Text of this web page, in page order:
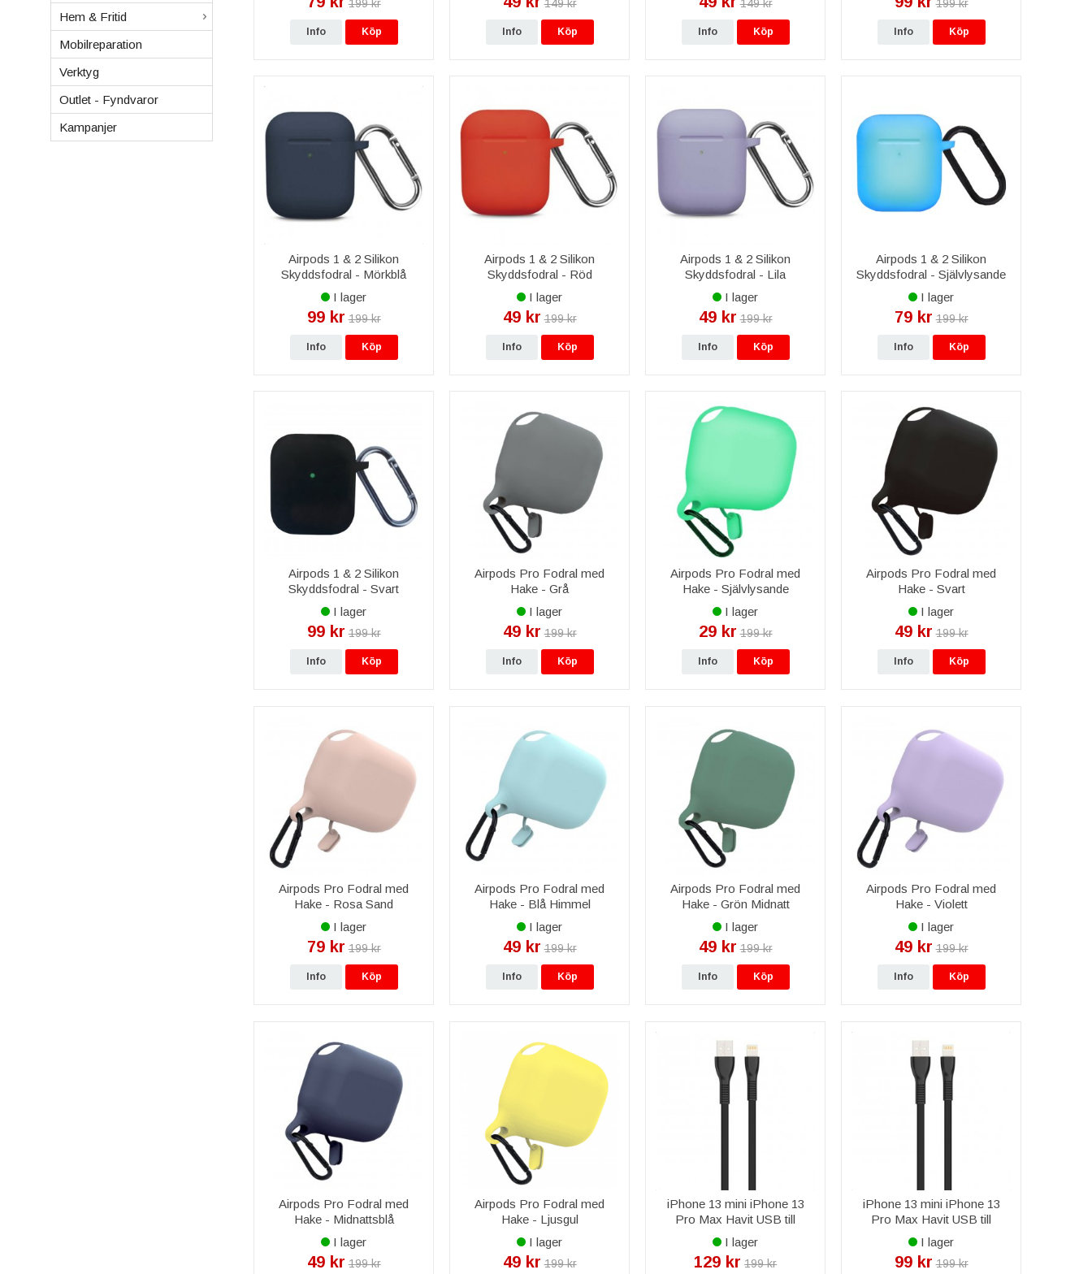
Hem & Fritid
Mobilreparation
Verktyg
Outlet - Fyndvaror
Kampanjer
199 kr
Info Köp
149 kr
Info Köp
149 kr
Info Köp
199 kr
Info Köp
Airpods 1 & 2 Silikon
Skyddsfodral - Mörkblå
I lager
99 kr 199 kr
Info Köp
Airpods 1 & 2 Silikon
Skyddsfodral - Röd
I lager
49 kr 199 kr
Info Köp
Airpods 1 & 2 Silikon
Skyddsfodral - Lila
I lager
49 kr 199 kr
Info Köp
Airpods 1 & 2 Silikon
Skyddsfodral - Självlysande
Blå
I lager
79 kr 199 kr
Info Köp
Airpods 1 & 2 Silikon
Skyddsfodral - Svart
I lager
99 kr 199 kr
Info Köp
Airpods Pro Fodral med
Hake - Grå
I lager
49 kr 199 kr
Info Köp
Airpods Pro Fodral med
Hake - Självlysande
I lager
29 kr 199 kr
Info Köp
Airpods Pro Fodral med
Hake - Svart
I lager
49 kr 199 kr
Info Köp
Airpods Pro Fodral med
Hake - Rosa Sand
I lager
79 kr 199 kr
Info Köp
Airpods Pro Fodral med
Hake - Blå Himmel
I lager
49 kr 199 kr
Info Köp
Airpods Pro Fodral med
Hake - Grön Midnatt
I lager
49 kr 199 kr
Info Köp
Airpods Pro Fodral med
Hake - Violett
I lager
49 kr 199 kr
Info Köp
Airpods Pro Fodral med
Hake - Midnattsblå
I lager
49 kr 199 kr
Airpods Pro Fodral med
Hake - Ljusgul
I lager
49 kr 199 kr
iPhone 13 mini iPhone 13
Pro Max Havit USB till
Lightning Kabel 2,0A 1,8m -
Svart
I lager
129 kr 199 kr
iPhone 13 mini iPhone 13
Pro Max Havit USB till
Lightning Kabel till iPhone &
iPad 2,0A 1m - Svart
I lager
99 kr 199 kr